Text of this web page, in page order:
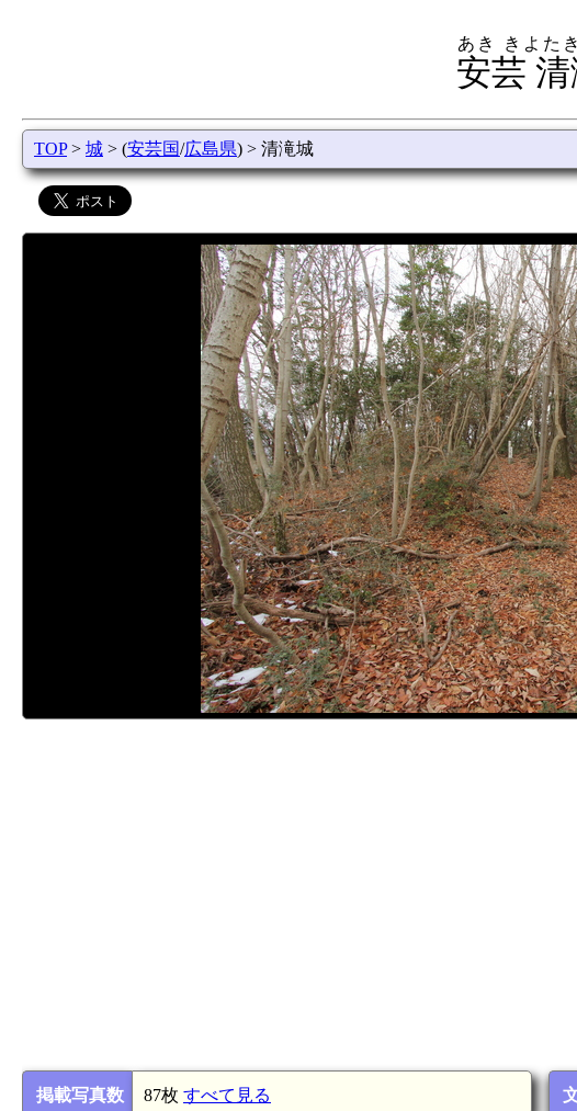
安芸
あき きよた
TOP> 城 > (安芸国/広島県) > 清滝城
掲載写真数 87枚 すべて見る